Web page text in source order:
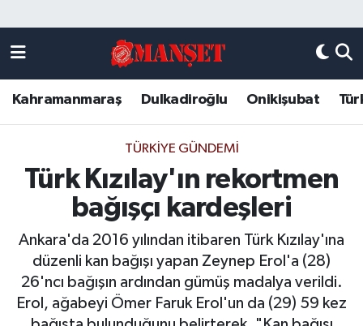
Kahramanmaraş Dulkadiroğlu Onikişubat
TÜRKIYE GÜNDEMI
Türk Kızılay'ın rekortmen
bağışçı kardeşleri
Ankara'da 2016 yılından itibaren Türk Kızılay'ına
düzenli kan bağışı yapan Zeynep Erol'a (28)
26'ncı bağışın ardından gümüş madalya verildi.
Erol, ağabeyi Ömer Faruk Erol'un da (29) 59 kez
DULKADİROĞLU
KAHRAMANMARAŞ
ONİKİŞUBAT
Künye
Kahramanmaraş Nöbetçi Eczaneler
Kahramanmaraş Hava Durumu
Kahramanmaraş Trafik Yoğunluk Haritası
Süper Lig Puan Durumu ve Fikstür
Son Dakika Haberleri
Haber Arşivi